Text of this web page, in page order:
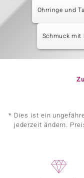
Ohrringe und
Schmuck mit
* Dies ist ein
jederzeit ändern.